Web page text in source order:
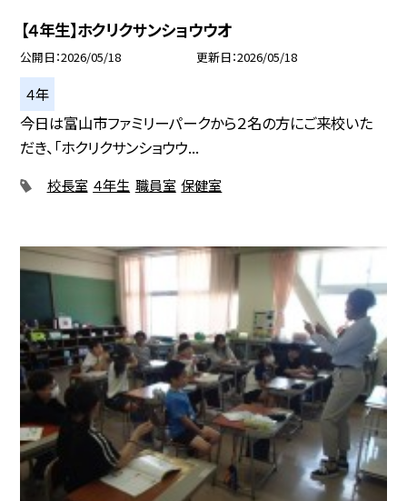
【４年生】ホクリクサンショウウオ
公開日 2026/05/18 更新日 2026/05/18
４年
今日は富山市ファミリーパークから２名の方にご来校いた
だき、「ホクリクサンショウウ...
校長室 ４年生 職員室 保健室